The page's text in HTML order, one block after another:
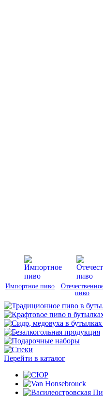
Импортное пиво
пиво
Перейти в каталог